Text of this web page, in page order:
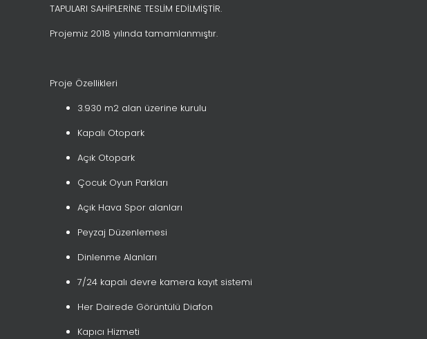
TAPULARI SAHİPLERİNE TESLİM EDİLMİŞTİR.
Projemiz 2018 yılında tamamlanmıştır.
Proje Özellikleri
3.930 m2 alan üzerine kurulu
Kapalı Otopark
Açık Otopark
Çocuk Oyun Parkları
Açık Hava Spor alanları
Peyzaj Düzenlemesi
Dinlenme Alanları
7/24 kapalı devre kamera kayıt sistemi
Her Dairede Görüntülü Diafon
Kapıcı Hizmeti